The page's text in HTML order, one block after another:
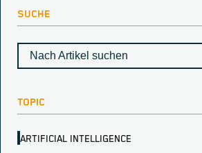
SUCHE
TOPIC
ARTIFICIAL INTELLIGENCE